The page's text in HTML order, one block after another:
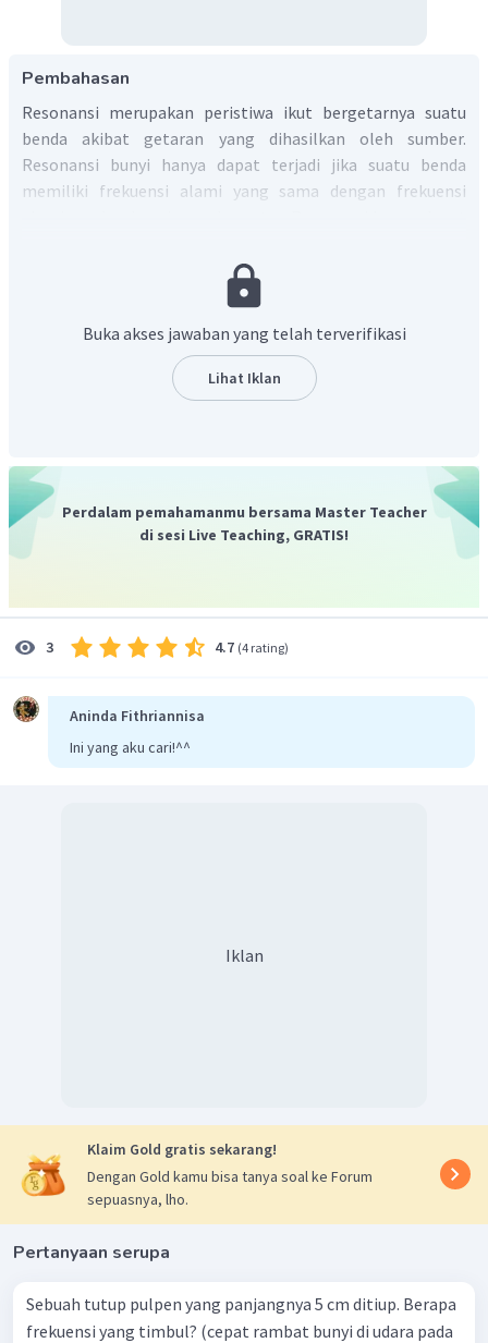
Pembahasan
Resonansi merupakan peristiwa ikut bergetarnya suatu
benda akibat getaran yang dihasilkan oleh sumber.
Resonansi bunyi hanya dapat terjadi jika suatu benda
memiliki frekuensi alami yang sama dengan frekuensi
Jadi, jawaban yang benar adalah E.
Buka akses jawaban yang telah terverifikasi
Lihat Iklan
Perdalam pemahamanmu bersama Master Teacher
di sesi Live Teaching, GRATIS!
3 4.7 (4 rating)
Aninda Fithriannisa
Ini yang aku cari!^^
Iklan
Klaim Gold gratis sekarang!
Dengan Gold kamu bisa tanya soal ke Forum
sepuasnya, lho.
Pertanyaan serupa
Sebuah tutup pulpen yang panjangnya 5 cm ditiup. Berapa
frekuensi yang timbul? (cepat rambat bunyi di udara pada